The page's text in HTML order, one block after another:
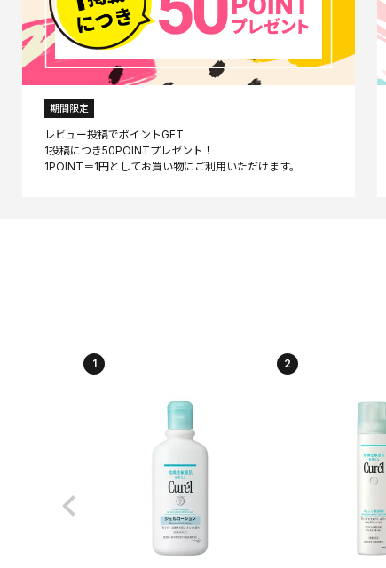
期間限定
レビュー投稿でポイントGET
1投稿につき50POINTプレゼント！
1 2